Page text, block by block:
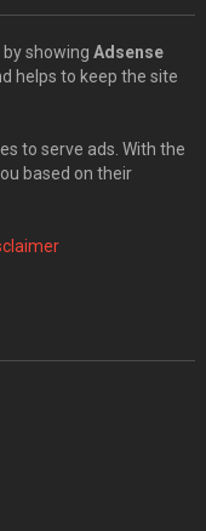
by showing Adsense
helps to keep the site
to serve ads. With the
based on their